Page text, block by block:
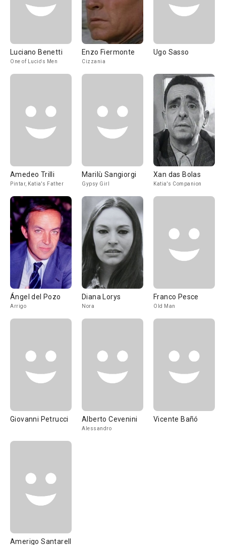
Luciano Benetti
One of Lucio's Men
Enzo Fiermonte
Cizzania
Ugo Sasso
Amedeo Trilli
Pintar, Katia's Father
Marilù Sangiorgi
Gypsy Girl
Xan das Bolas
Katia's Companion
Ángel del Pozo
Arrigo
Diana Lorys
Nora
Franco Pesce
Old Man
Giovanni Petrucci Alberto Cevenini
Alessandro
Vicente Bañó
Amerigo Santarelli